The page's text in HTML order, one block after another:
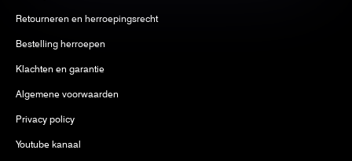
Retourneren en herroepingsrecht
Bestelling herroepen
Klachten en garantie
Algemene voorwaarden
Privacy policy
Youtube kanaal